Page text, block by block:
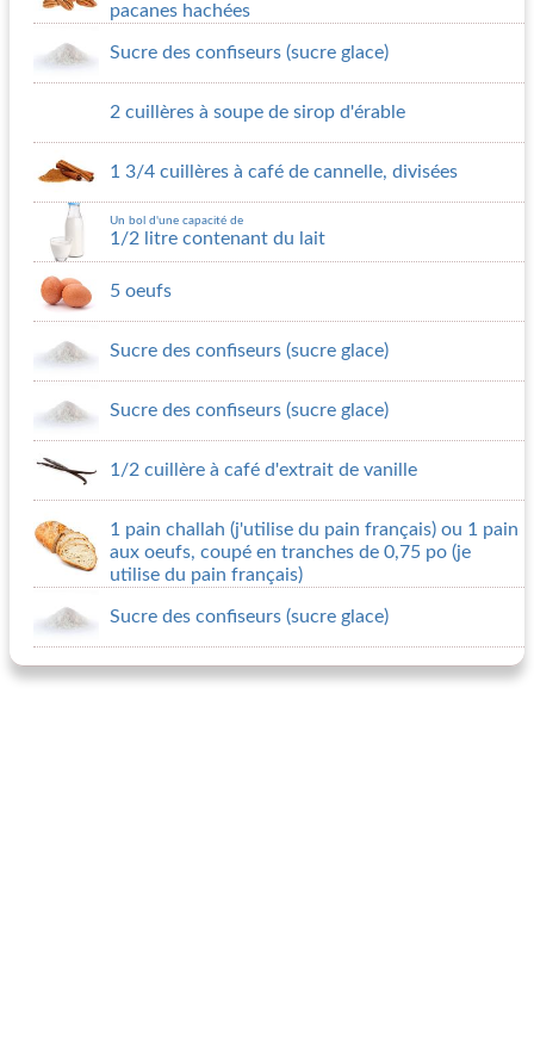
pacanes hachées
Sucre des confiseurs (sucre glace)
2 cuillères à soupe de sirop d'érable
1 3/4 cuillères à café de cannelle, divisées
Un bol d'une capacité de
1/2 litre contenant du lait
5 oeufs
Sucre des confiseurs (sucre glace)
Sucre des confiseurs (sucre glace)
1/2 cuillère à café d'extrait de vanille
1 pain challah (j'utilise du pain français) ou 1 pain
aux oeufs, coupé en tranches de 0,75 po (je
utilise du pain français)
Sucre des confiseurs (sucre glace)